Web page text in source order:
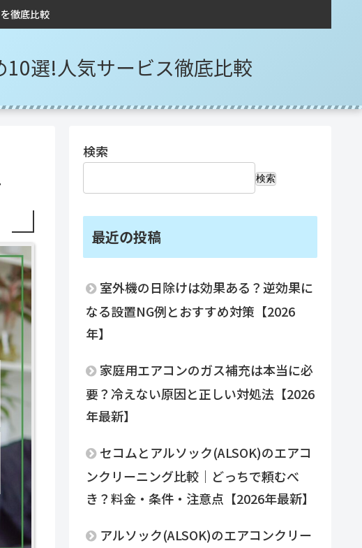
徹底比較
10選!人気サービス徹底比較
検索
検索
最近の投稿
室外機の日除けは効果ある？逆効果に
なる設置NG例とおすすめ対策【2026
年】
家庭用エアコンのガス補充は本当に必
要？冷えない原因と正しい対処法【2026
年最新】
セコムとアルソック(ALSOK)のエアコ
ンクリーニング比較｜どっちで頼むべ
き？料金・条件・注意点【2026年最新】
アルソック(ALSOK)のエアコンクリー